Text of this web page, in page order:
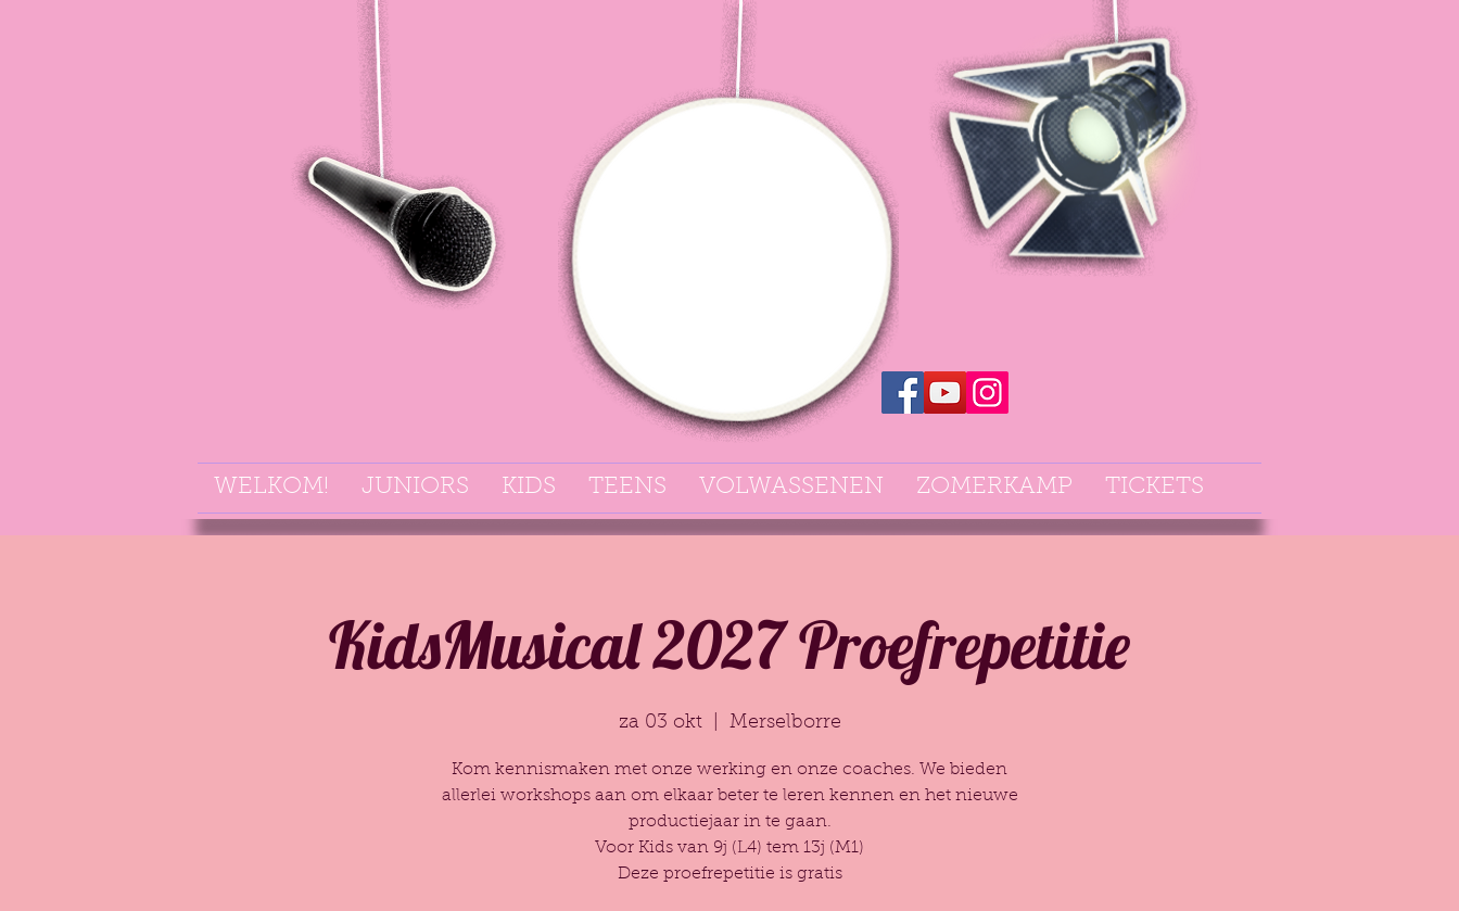
WELKOM! JUNIORS KIDS TEENS VOLWASSENEN ZOMERKAMP TICKETS
KidsMusical 2027 Proefrepetitie
za 03 okt
  |
Merselborre
Kom kennismaken met onze werking en onze coaches. We bieden
allerlei workshops aan om elkaar beter te leren kennen en het nieuwe
productiejaar in te gaan.
Voor Kids van 9j (L4) tem 13j (M1)
Deze proefrepetitie is gratis